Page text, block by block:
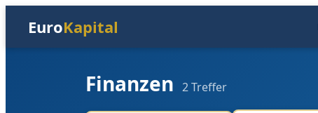
EuroKapital
Finanzen 2 Treffer